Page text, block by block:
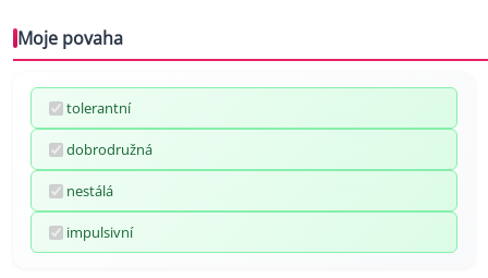
Moje povaha
tolerantní
dobrodružná
nestálá
impulsivní